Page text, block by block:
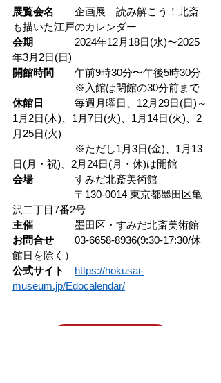
展覧会名
企画展　読み解こう！北斎
も描いた江戸のカレンダー
会期 2024年12月18日(水)〜2025
年3月2日(日)
開館時間 午前9時30分〜午後5時30分
※ 入館は閉館の30分前まで
休館日 毎週月曜日、12月29日(日)～
1月2日(木)、1月7日(火)、1月14日(火)、2
月25日(火)
※ただし1月3日(金)、1月13
日(月・祝)、2月24日(月・休)は開館
会場 すみだ北斎美術館
〒130-0014 東京都墨田区亀
沢二丁目7番2号
主催 墨田区・すみだ北斎美術館
お問合せ 03-6658-8936(9:30-17:30/休
館日を除く）
公式サイト
https://hokusai-
museum.jp/Edocalendar/